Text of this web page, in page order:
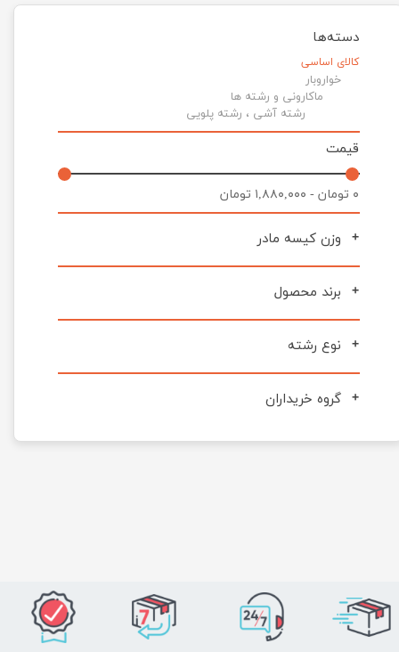
دسته‌ها
کالای اساسی
خواروبار
ماکارونی و رشته ها
رشته آشی ، رشته پلویی
قیمت
۰ تومان - ۱,۸۸۰,۰۰۰ تومان
وزن کیسه مادر
برند محصول
نوع رشته
گروه خریداران